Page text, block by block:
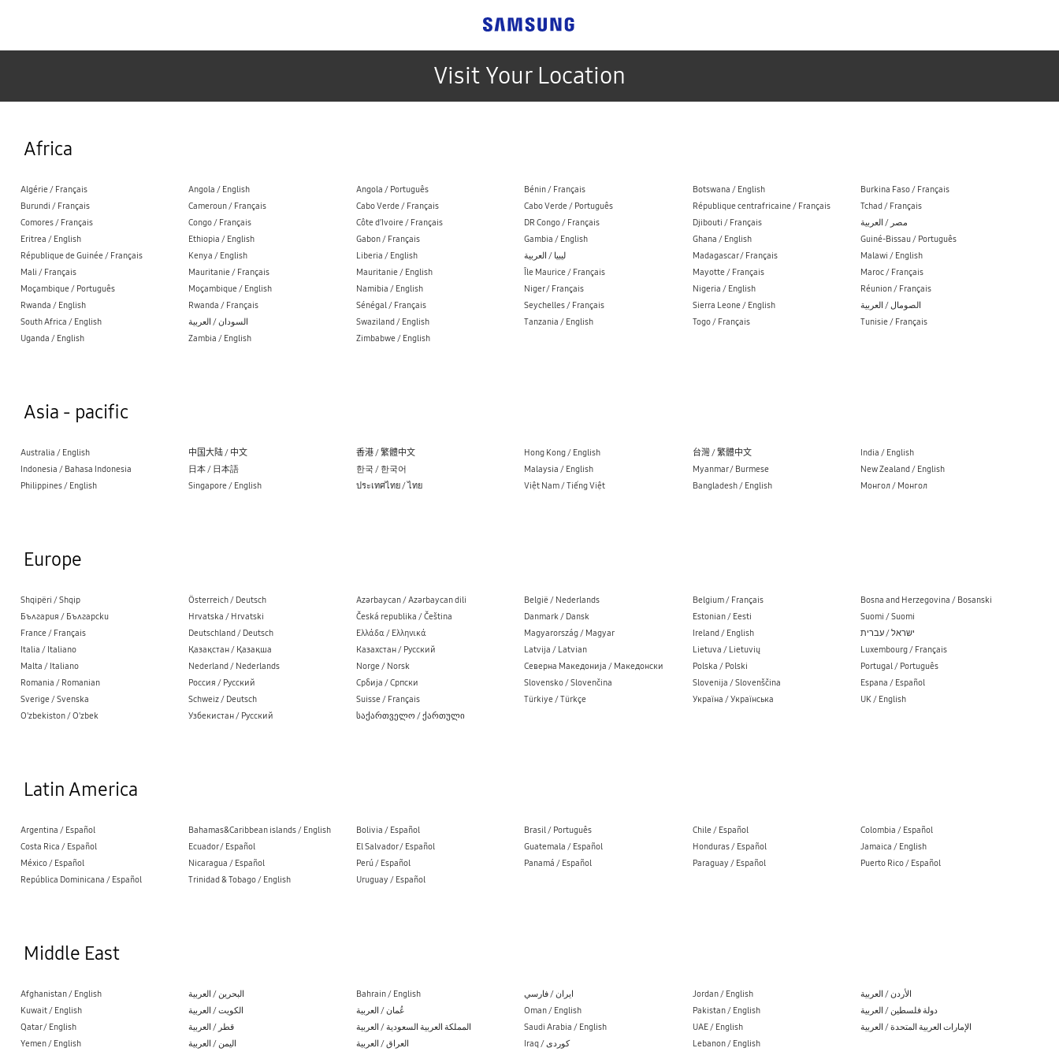
Visit Your Location
Africa
Algérie / Français Angola / English Angola / Português Bénin / Français Botswana / English
Burkina Faso / Français
Burundi / Français
Cameroun / Français Cabo Verde / Français Cabo Verde / Português République centrafricaine / Français
Tchad / Français
Comores / Français
Congo / Français Côte d’Ivoire / Français DR Congo / Français Djibouti / Français
مصر / العربية
Eritrea / English
Ethiopia / English Gabon / Français Gambia / English Ghana / English
Guiné-Bissau / Português
République de Guinée / Français
Kenya / English Liberia / English ليبيا / العربية Madagascar / Français
Malawi / English
Mali / Français
Mauritanie / Français Mauritanie / English Île Maurice / Français Mayotte / Français
Maroc / Français
Moçambique / Português
Moçambique / English Namibia / English Niger / Français Nigeria / English
Réunion / Français
Rwanda / English
Rwanda / Français Sénégal / Français Seychelles / Français Sierra Leone / English
الصومال / العربية
South Africa / English
السودان / العربية Swaziland / English Tanzania / English Togo / Français
Tunisie / Français
Uganda / English
Zambia / English Zimbabwe / English
Asia - pacific
Australia / English 中国大陆 / 中文 香港 / 繁體中文 Hong Kong / English 台灣 / 繁體中文
India / English
Indonesia / Bahasa Indonesia
日本 / 日本語 한국 / 한국어 Malaysia / English Myanmar / Burmese
New Zealand / English
Philippines / English
Singapore / English ประเทศไทย / ไทย Việt Nam / Tiếng Việt Bangladesh / English Монгол / Монгол
Europe
Shqipëri / Shqip Österreich / Deutsch Azərbaycan / Azərbaycan dili België / Nederlands Belgium / Français
Bosna and Herzegovina / Bosanski
България / Български
Hrvatska / Hrvatski Česká republika / Čeština Danmark / Dansk Estonian / Eesti
Suomi / Suomi
France / Français
Deutschland / Deutsch Ελλάδα / Ελληνικά Magyarország / Magyar Ireland / English
ישראל / עברית
Italia / Italiano
Қазақстан / Қазақша Казахстан / Русский Latvija / Latvian Lietuva / Lietuvių
Luxembourg / Français
Malta / Italiano
Nederland / Nederlands Norge / Norsk Северна Македонија / Македонски Polska / Polski
Portugal / Português
Romania / Romanian
Россия / Русский Cрбија / Cрпски Slovensko / Slovenčina Slovenija / Slovenščina
Espana / Español
Sverige / Svenska
Schweiz / Deutsch Suisse / Français Türkiye / Türkçe Україна / Українська
UK / English
O'zbekiston / O'zbek
Узбекистан / Русский საქართველო / ქართული
Latin America
Argentina / Español Bahamas&Caribbean islands / English Bolivia / Español Brasil / Português Chile / Español
Colombia / Español
Costa Rica / Español
Ecuador / Español El Salvador / Español Guatemala / Español Honduras / Español
Jamaica / English
México / Español
Nicaragua / Español Perú / Español Panamá / Español Paraguay / Español
Puerto Rico / Español
República Dominicana / Español
Trinidad & Tobago / English Uruguay / Español
Middle East
Afghanistan / English البحرين / العربية Bahrain / English ایران / فارسي Jordan / English
الأردن / العربية
Kuwait / English
الكويت / العربية عُمان / العربية Oman / English Pakistan / English
دولة فلسطين / العربية
Qatar / English
قطر / العربية المملكة العربية السعودية / العربية Saudi Arabia / English UAE / English
الإمارات العربية المتحدة / العربية
Yemen / English
اليمن / العربية العراق / العربية Iraq / کوردی Lebanon / English